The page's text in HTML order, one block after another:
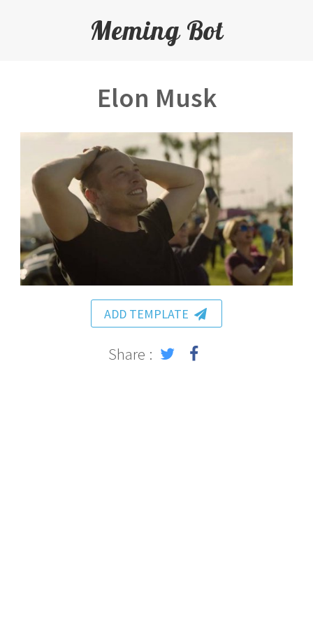
Meming Bot
Elon Musk
ADD TEMPLATE
Share :